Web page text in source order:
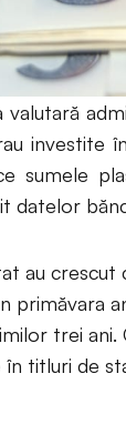
in­vestite
sumele
datelor
au crescut
primăvara
trei
titluri de